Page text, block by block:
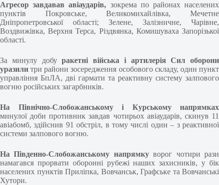
Агресор завдавав авіаударів, зокрема по районах населених
пунктів Покровське, Великомихайлівка, Мечетне
Дніпропетровської області; Зелене, Залізничне, Чарівне,
Воздвижівка, Верхня Терса, Різдвянка, Комишуваха Запорізької
області.
За минулу добуракетні війська і артилерія Сил оборони
уразили три райони зосередження особового складу, один пункт
управління БпЛА, дві гармати та реактивну систему залпового
вогню російських загарбників.
На Північно-Слобожанському і Курському напрямках
минулої доби противник завдав чотирьох авіаударів, скинув 11
авіабомб, здійснив 91 обстріл, в тому числі один – з реактивної
системи залпового вогню.
На Південно-Слобожанському напрямкуворог чотири рази
намагався прорвати оборонні рубежі наших захисників, у бік
населених пунктів Приліпка, Вовчанськ, Графське та Вовчанські
Хутори.